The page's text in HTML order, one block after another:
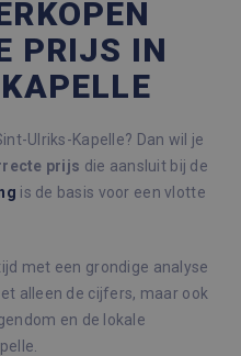
PRIJS IN
Ulriks-Kapelle? Dan wil je
prijs die aansluit bij de
is de basis voor een vlotte
met een grondige analyse
alleen de cijfers, maar ook
en de lokale